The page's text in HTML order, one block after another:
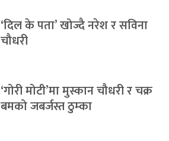
‘दिल के पता’ खोज्दै नरेश र सविना
चौधरी
‘गोरी मोटी’मा मुस्कान चौधरी र चक्र
बमको जबर्जस्त ठुम्का